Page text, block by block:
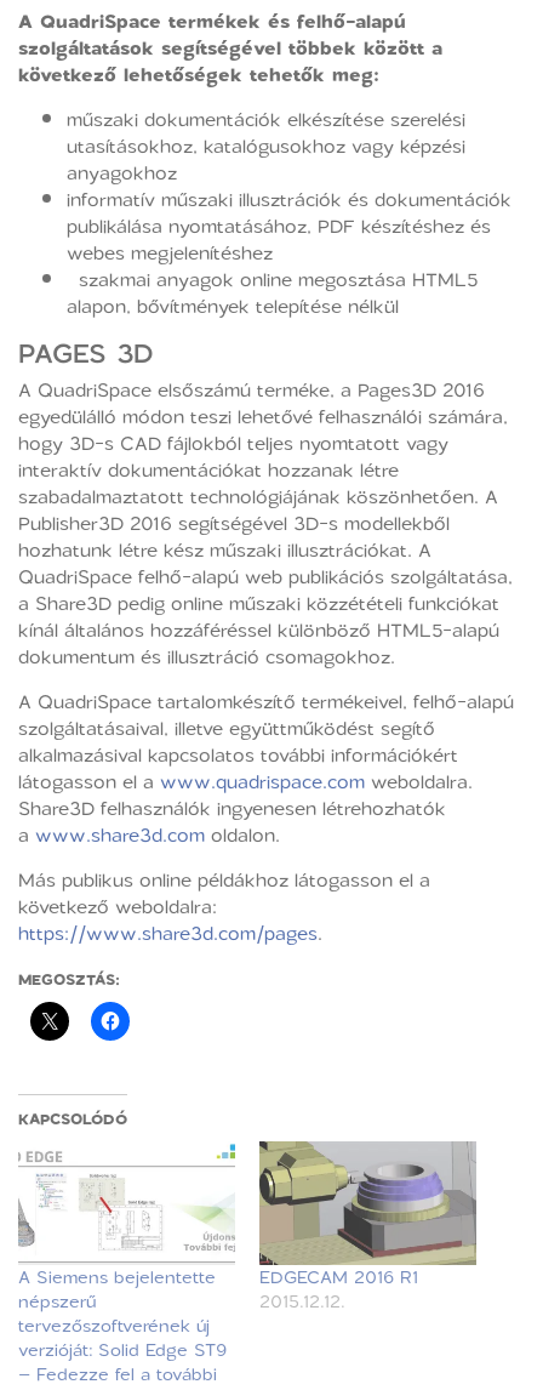
A QuadriSpace termékek és felhő-alapú
szolgáltatások segítségével többek között a
következő lehetőségek tehetők meg:
műszaki dokumentációk elkészítése szerelési
utasításokhoz, katalógusokhoz vagy képzési
anyagokhoz
informatív műszaki illusztrációk és dokumentációk
publikálása nyomtatásához, PDF készítéshez és
webes megjelenítéshez
szakmai anyagok online megosztása HTML5
alapon, bővítmények telepítése nélkül
PAGES 3D
A QuadriSpace elsőszámú terméke, a Pages3D 2016
egyedülálló módon teszi lehetővé felhasználói számára,
hogy 3D-s CAD fájlokból teljes nyomtatott vagy
interaktív dokumentációkat hozzanak létre
szabadalmaztatott technológiájának köszönhetően. A
Publisher3D 2016 segítségével 3D-s modellekből
hozhatunk létre kész műszaki illusztrációkat. A
QuadriSpace felhő-alapú web publikációs szolgáltatása,
a Share3D pedig online műszaki közzétételi funkciókat
kínál általános hozzáféréssel különböző HTML5-alapú
dokumentum és illusztráció csomagokhoz.
A QuadriSpace tartalomkészítő termékeivel, felhő-alapú
szolgáltatásaival, illetve együttműködést segítő
alkalmazásival kapcsolatos további információkért
látogasson el a www.quadrispace.comweboldalra.
Share3D felhasználók ingyenesen létrehozhatók
a www.share3d.comoldalon.
Más publikus online példákhoz látogasson el a
következő weboldalra:
https://www.share3d.com/pages.
MEGOSZTÁS:
KAPCSOLÓDÓ
A Siemens bejelentette
népszerű
tervezőszoftverének új
verzióját: Solid Edge ST9
– Fedezze fel a további
EDGECAM 2016 R1
2015.12.12.